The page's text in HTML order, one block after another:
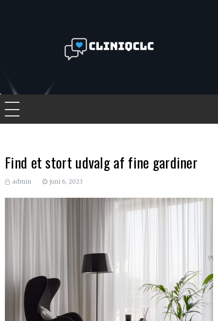
Find et stort udvalg af fine gardiner
admin juni 6, 2023